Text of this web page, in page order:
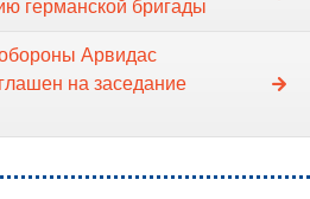
германской бригады
Арвидас
на заседание